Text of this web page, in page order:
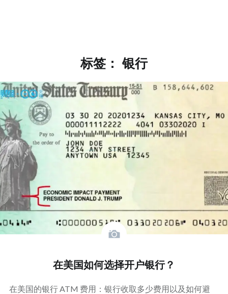
标签：银行
在美国如何选择开户银行？
在美国的银行 ATM 费用：银行收取多少费用以及如何避